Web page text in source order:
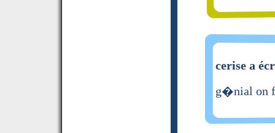
cerise a
g�nial on